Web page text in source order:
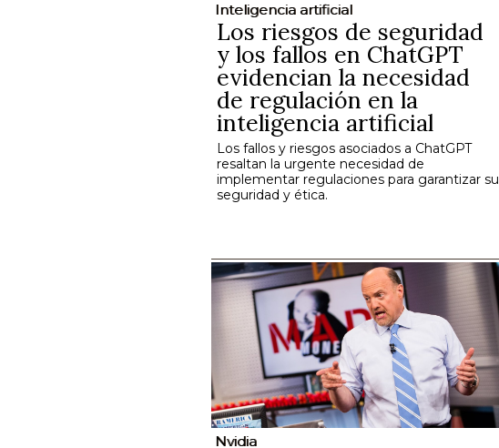
Inteligencia artificial
Los riesgos de seguridad
y los fallos en ChatGPT
evidencian la necesidad
de regulación en la
inteligencia artificial
Los fallos y riesgos asociados a ChatGPT
resaltan la urgente necesidad de
implementar regulaciones para garantizar su
seguridad y ética.
Nvidia